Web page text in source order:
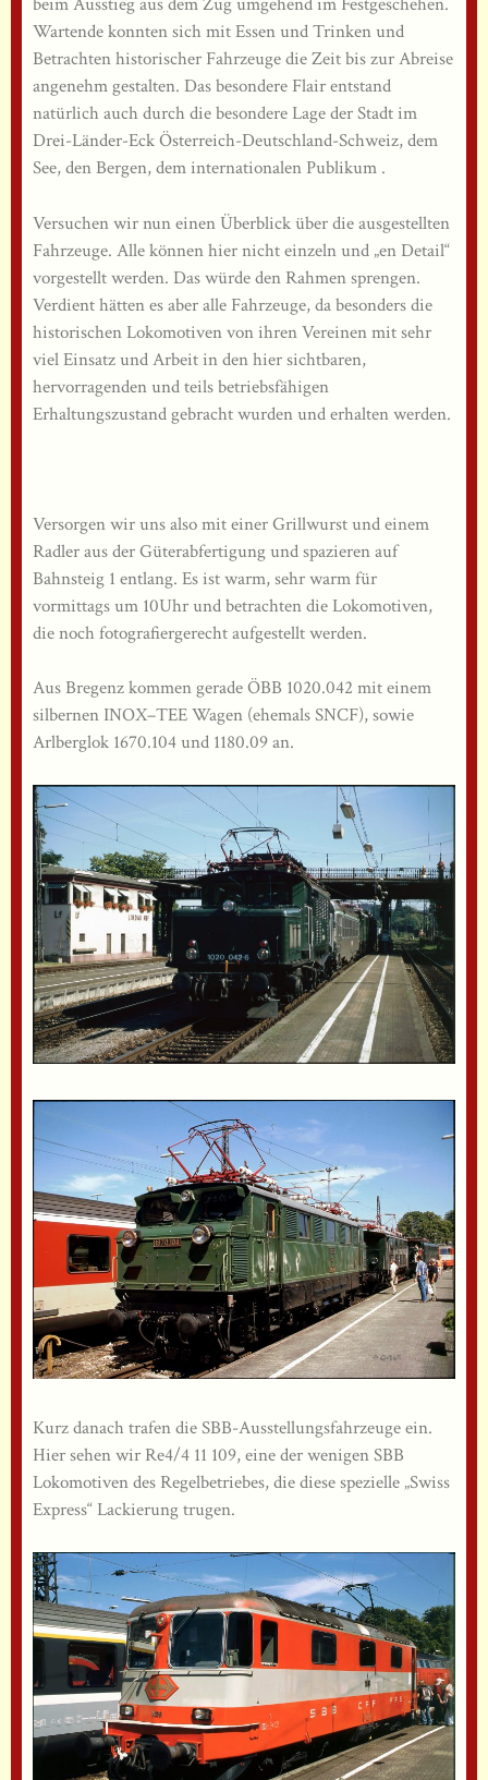
Wartende konnten sich mit Essen und Trinken und
Betrachten historischer Fahrzeuge die Zeit bis zur Abreise
angenehm gestalten. Das besondere Flair entstand
natürlich auch durch die besondere Lage der Stadt im
Drei-Länder-Eck Österreich-Deutschland-Schweiz, dem
See, den Bergen, dem internationalen Publikum .
Versuchen wir nun einen Überblick über die ausgestellten
Fahrzeuge. Alle können hier nicht einzeln und „en Detail“
vorgestellt werden. Das würde den Rahmen sprengen.
Verdient hätten es aber alle Fahrzeuge, da besonders die
historischen Lokomotiven von ihren Vereinen mit sehr
viel Einsatz und Arbeit in den hier sichtbaren,
hervorragenden und teils betriebsfähigen
Erhaltungszustand gebracht wurden und erhalten werden.
Versorgen wir uns also mit einer Grillwurst und einem
Radler aus der Güterabfertigung und spazieren auf
Bahnsteig 1 entlang. Es ist warm, sehr warm für
vormittags um 10Uhr und betrachten die Lokomotiven,
die noch fotografiergerecht aufgestellt werden.
Aus Bregenz kommen gerade ÖBB 1020.042 mit einem
silbernen INOX–TEE Wagen (ehemals SNCF), sowie
Arlberglok 1670.104 und 1180.09 an.
Kurz danach trafen die SBB-Ausstellungsfahrzeuge ein.
Hier sehen wir Re4/4 11 109, eine der wenigen SBB
Lokomotiven des Regelbetriebes, die diese spezielle „Swiss
Express“ Lackierung trugen.